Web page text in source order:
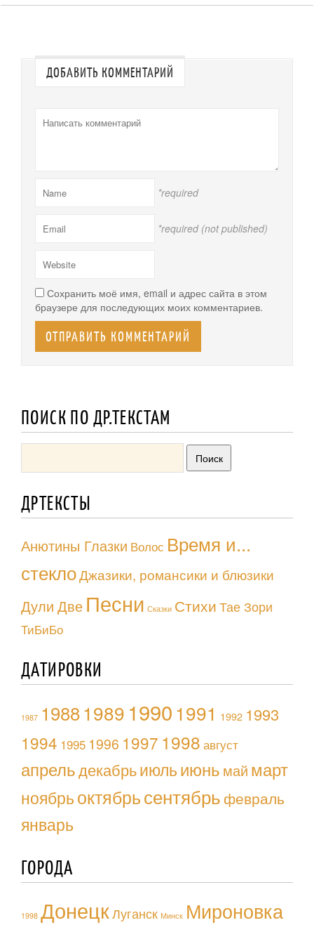
ДОБАВИТЬ КОММЕНТАРИЙ
*required
*required (not published)
Сохранить моё имя, email и адрес сайта в этом
браузере для последующих моих комментариев.
ПОИСК ПО ДР.ТЕКСТАМ
ДРТЕКСТЫ
Анютины Глазки Волос Время и...
стеклоДжазики, романсики и блюзики
Дули Две Песни Сказки СтихиТае Зори
ТиБиБо
ДАТИРОВКИ
1987 19881989 19901991 1992 1993
1994 1995 1996 1997 1998 август
апрельдекабрьиюльиюнь май март
ноябрьоктябрьсентябрьфевраль
январь
ГОРОДА
1998 ДонецкЛуганск Минск Мироновка